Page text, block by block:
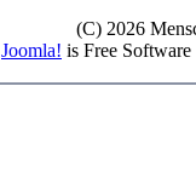
(C) 2026
Joomla! is Free